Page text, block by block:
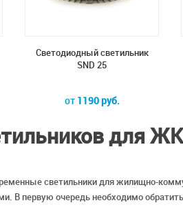
Светодиодный светильник
SND 25
от 1190 руб.
для
светильники для жилищно-
В первую очередь необходимо